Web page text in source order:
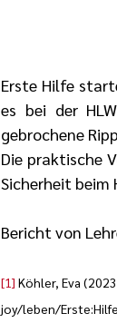
Erste Hilfe
es bei der
gebrochene
Die praktische
Sicherheit beim
Bericht von
[1] Köhler, Eva
joy/leben/